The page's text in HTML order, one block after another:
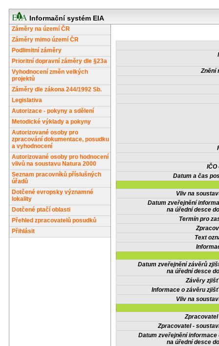
Informační systém EIA
Záměry na území ČR
Záměry mimo území ČR
Podlimitní záměry
Prioritní dopravní záměry dle §23a
Vyhodnocení změn velkých
projektů
Záměry dle zákona 244/1992 Sb.
Legislativa
Autorizace - pokyny a sdělení
Metodické výklady a pokyny
Autorizované osoby pro
zpracování dokumentace, posudku
a vyhodnocení
Autorizované osoby pro hodnocení
vlivů na soustavu Natura 2000
Seznam pracovníků příslušných
úřadů
Dotčené evropsky významné
lokality
Dotčené ptačí oblasti
Přehled zpracovatelů posudků
Přihlásit
Znění
IČO
Datum a čas
Vliv na
Datum zveřejnění
na úřední desce
Termín pro
Text
Datum zveřejnění závěrů
na úřední desce
Závěry
Informace o závěru
Vliv na
Zpracovatel -
Datum zveřejnění informace
na úřední desce